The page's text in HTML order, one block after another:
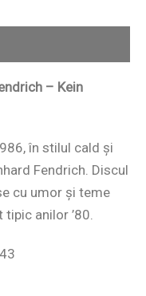
– Kein
în stilul cald și
Fendrich. Discul
cu umor și teme
anilor ’80.